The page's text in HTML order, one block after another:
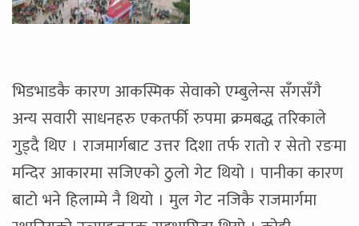
भिडभाडकै कारण आकस्मिक सेवाको एम्बुलेन्स सँगसँगै
अन्य सवारी साधनहरु एकतर्फी रुपमा क्रमबद्ध तरिकाले
गुड्दै थिए । राजमार्गबाट उत्तर दिशा तर्फ रातो र सेतो रङमा
मन्दिर आकारमा सजिएको ठुलो गेट थियो । पानीका कारण
बाटो भने हिलाम्मे नै थियो । मुल गेट नजिकै राजमार्गमा